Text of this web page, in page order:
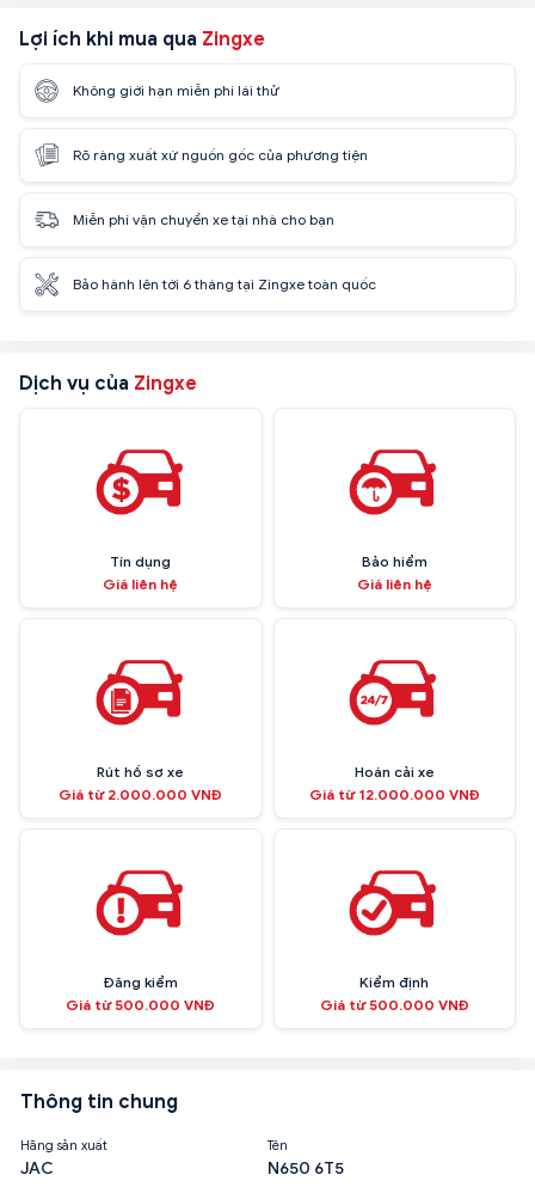
Lợi ích khi mua qua Zingxe
Không giới hạn miễn phí lái thử
Rõ ràng xuất xứ nguồn gốc của phương tiện
Miễn phí vận chuyển xe tại nhà cho bạn
Bảo hành lên tới 6 tháng tại Zingxe toàn quốc
Dịch vụ của Zingxe
Tín dụng
Giá liên hệ
Bảo hiểm
Giá liên hệ
Rút hồ sơ xe
Giá từ 2.000.000 VNĐ
Hoán cải xe
Giá từ 12.000.000 VNĐ
Đăng kiểm
Giá từ 500.000 VNĐ
Kiểm định
Giá từ 500.000 VNĐ
Thông tin chung
Hãng sản xuất
JAC
Tên
N650 6T5